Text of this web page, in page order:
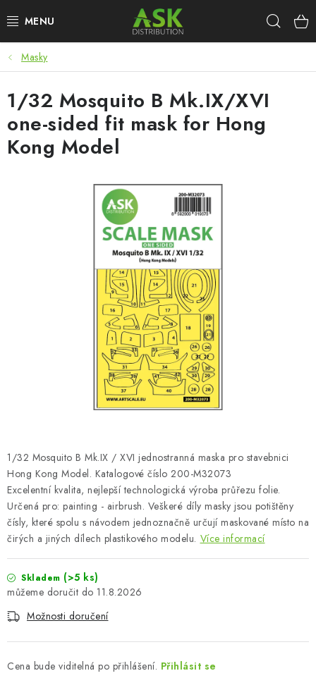
na
WARHAMMER
ASK PRODUKTY
NOVINKY
DOPLŇKY K MODELŮM
BARVY A POMŮCKY
SKY RIDERS COFFEE
PRODÁVANÉ ZNAČKY
Doprava a platba
Obchodní podmínky
Masky
1/32 Mosquito B Mk.IX / XVI jednostranná maska pro stavebnici
Hong Kong Model. Katalogové číslo 200-M32073
Excelentní kvalita, nejlepší technologická výroba průřezu folie.
Určená pro: painting - airbrush. Veškeré díly masky jsou potištěny
čísly, které spolu s návodem jednoznačně určují maskované místo na
čirých a jiných dílech plastikového modelu. Více informací
Skladem (>5 ks)
11.8.2026
Možnosti doručení
Cena bude viditelná po přihlášení. Přihlásit se
1/32 Mosquito B Mk.IX/XVI
one-sided fit mask for Hong
Kong Model